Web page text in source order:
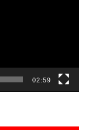
02:59